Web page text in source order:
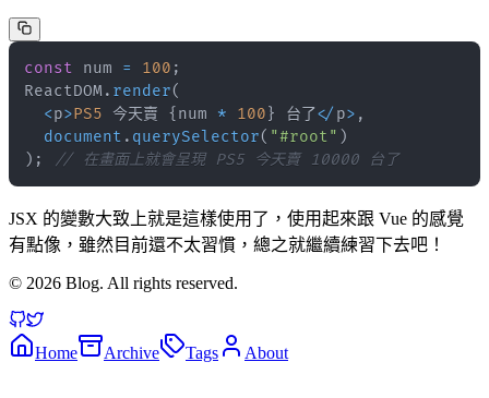
const num = 100 ;
ReactDOM . render(
<p>PS5 今天賣 { num * 100 } 台了</ p> ,
document . querySelector( "#root" )
) ; // 在畫面上就會呈現 PS5 今天賣 10000 台了
JSX 的變數大致上就是這樣使用了，使用起來跟 Vue 的感覺
有點像，雖然目前還不太習慣，總之就繼續練習下去吧！
© 2026 Blog. All rights reserved.
Home Archive Tags About